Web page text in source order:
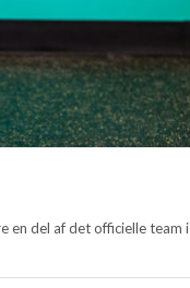
en del af det officielle team i